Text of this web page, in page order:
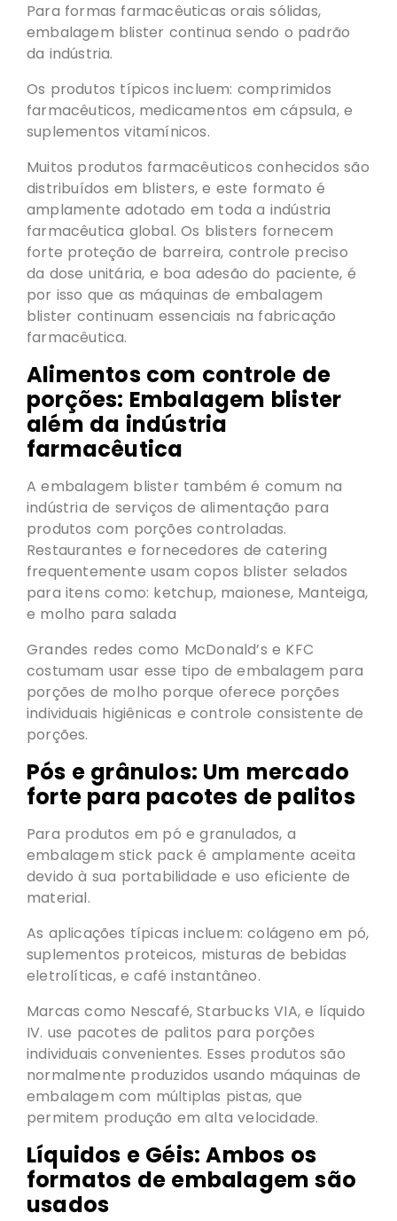
Para formas farmacêuticas orais sólidas,
embalagem blister continua sendo o padrão
da indústria.
Os produtos típicos incluem: comprimidos
farmacêuticos, medicamentos em cápsula, e
suplementos vitamínicos.
Muitos produtos farmacêuticos conhecidos são
distribuídos em blisters, e este formato é
amplamente adotado em toda a indústria
farmacêutica global. Os blisters fornecem
forte proteção de barreira, controle preciso
da dose unitária, e boa adesão do paciente, é
por isso que as máquinas de embalagem
blister continuam essenciais na fabricação
farmacêutica.
Alimentos com controle de
porções: Embalagem blister
além da indústria
farmacêutica
A embalagem blister também é comum na
indústria de serviços de alimentação para
produtos com porções controladas.
Restaurantes e fornecedores de catering
frequentemente usam copos blister selados
para itens como: ketchup, maionese, Manteiga,
e molho para salada
Grandes redes como McDonald’s e KFC
costumam usar esse tipo de embalagem para
porções de molho porque oferece porções
individuais higiênicas e controle consistente de
porções.
Pós e grânulos: Um mercado
forte para pacotes de palitos
Para produtos em pó e granulados, a
embalagem stick pack é amplamente aceita
devido à sua portabilidade e uso eficiente de
material.
As aplicações típicas incluem: colágeno em pó,
suplementos proteicos, misturas de bebidas
eletrolíticas, e café instantâneo.
Marcas como Nescafé, Starbucks VIA, e líquido
IV. use pacotes de palitos para porções
individuais convenientes. Esses produtos são
normalmente produzidos usando máquinas de
embalagem com múltiplas pistas, que
permitem produção em alta velocidade.
Líquidos e Géis: Ambos os
formatos de embalagem são
usados